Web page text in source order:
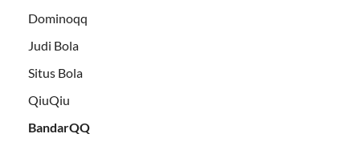
Dominoqq
Judi Bola
Situs Bola
QiuQiu
BandarQQ